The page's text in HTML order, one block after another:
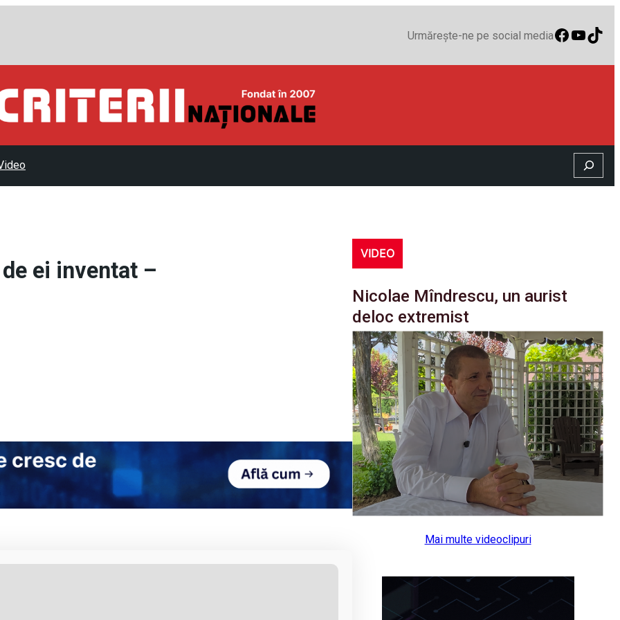
Urmărește-ne pe social media
Search
ei inventat –
VIDEO
Nicolae Mîndrescu, un aurist
deloc extremist
Mai multe videoclipuri